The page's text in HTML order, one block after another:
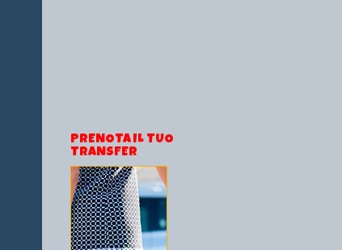
PRENOTA IL TUO
TRANSFER